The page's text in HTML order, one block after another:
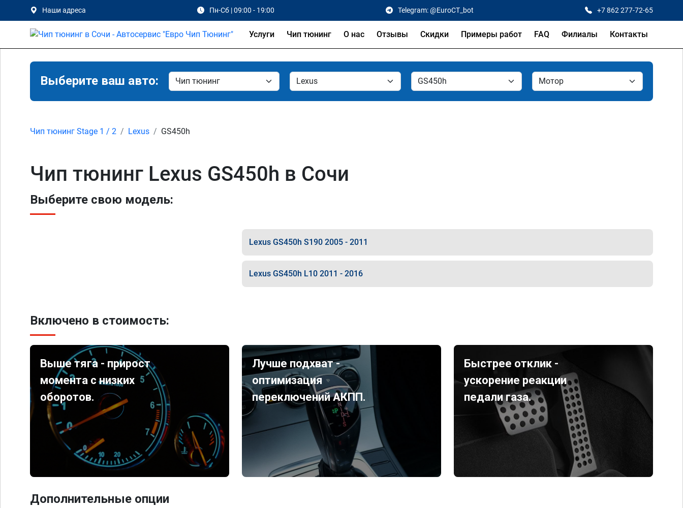
Наши адреса Пн-Сб | 09:00 - 19:00 Telegram: @EuroCT_bot +7 862 277-72-65
Услуги Чип тюнинг О нас Отзывы Скидки Примеры работ FAQ Филиалы Контакты
Выберите ваш авто:
Чип тюнинг Stage 1 / 2 Lexus GS450h
Чип тюнинг Lexus GS450h в Сочи
Выберите свою модель:
Lexus GS450h S190 2005 - 2011
Lexus GS450h L10 2011 - 2016
Включено в стоимость:
Выше тяга - прирост
момента с низких
оборотов.
Лучше подхват -
оптимизация
переключений АКПП.
Быстрее отклик -
ускорение реакции
педали газа.
Дополнительные опции